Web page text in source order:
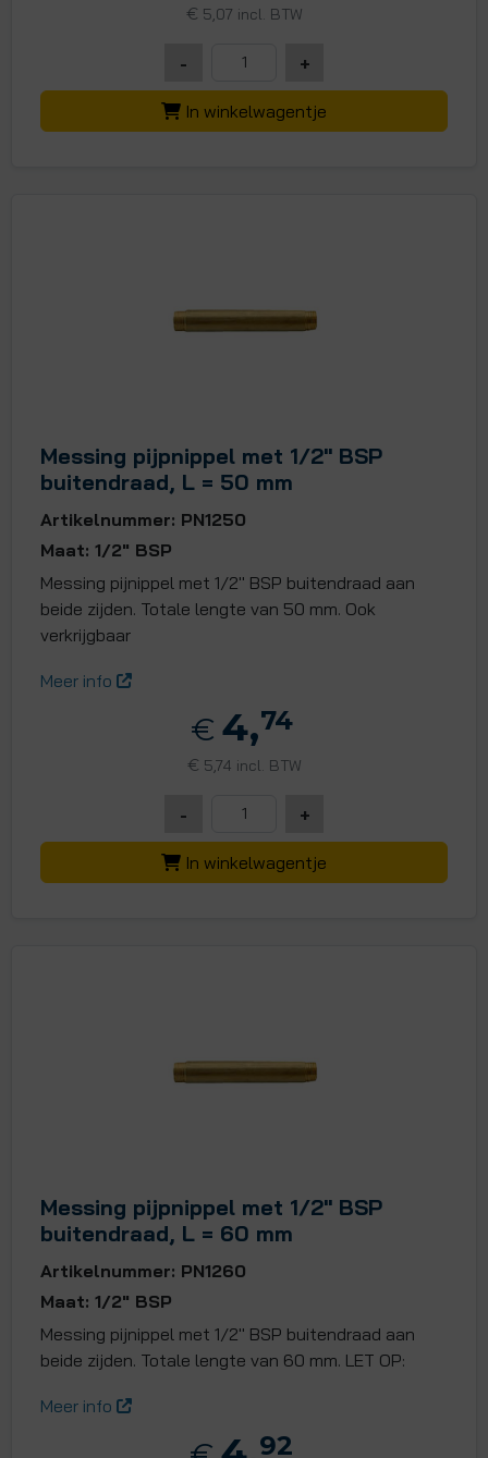
€ 5,07 incl. BTW
- +
In winkelwagentje
Messing pijpnippel met 1/2" BSP
buitendraad, L = 50 mm
Artikelnummer: PN1250
Maat: 1/2" BSP
Messing pijnippel met 1/2" BSP buitendraad aan
beide zijden. Totale lengte van 50 mm. Ook
verkrijgbaar
Meer info
€ 4,74
€ 5,74 incl. BTW
- +
In winkelwagentje
Messing pijpnippel met 1/2" BSP
buitendraad, L = 60 mm
Artikelnummer: PN1260
Maat: 1/2" BSP
Messing pijnippel met 1/2" BSP buitendraad aan
beide zijden. Totale lengte van 60 mm. LET OP:
Meer info
92